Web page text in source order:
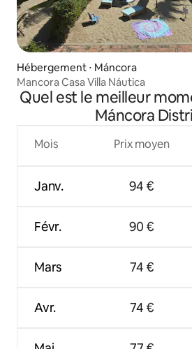
Hébergement ⋅ Máncora
Mancora Casa Villa Náutica
Quel est le meilleur
Máncora
Mois
Janv.
Févr.
Mars
Avr.
Prix moyen
94 €
90 €
74 €
74 €